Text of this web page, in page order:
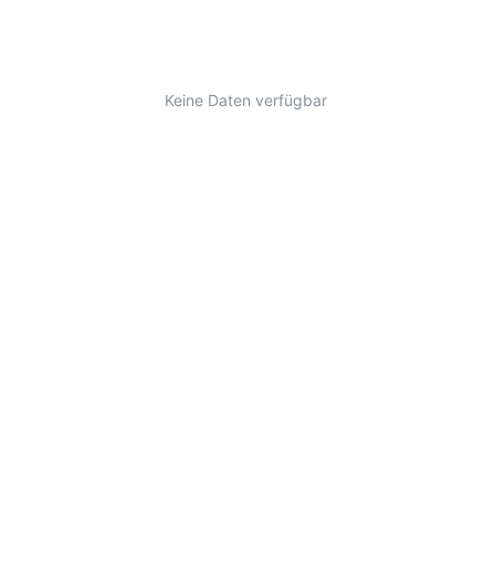
Keine Daten verfügbar